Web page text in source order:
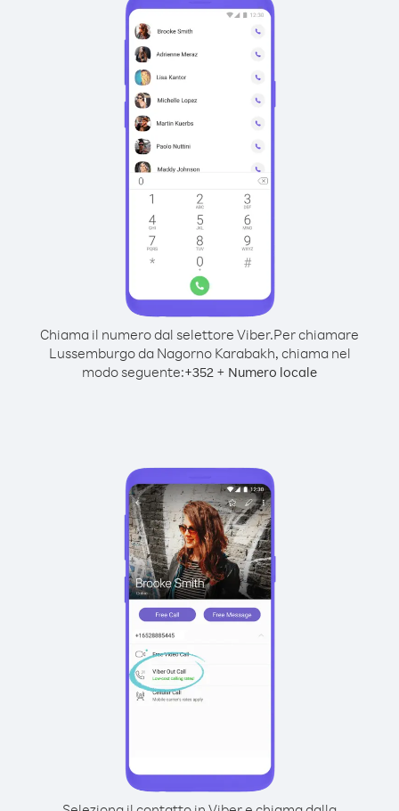
Chiama il numero dal selettore Viber.Per chiamare
Lussemburgo da Nagorno Karabakh, chiama nel
modo seguente:+352 + Numero locale